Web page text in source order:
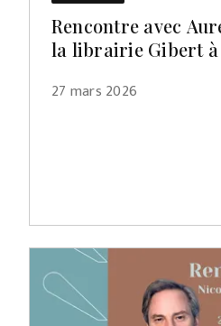
Rencontre avec
la librairie Gibert à
27 mars 2026